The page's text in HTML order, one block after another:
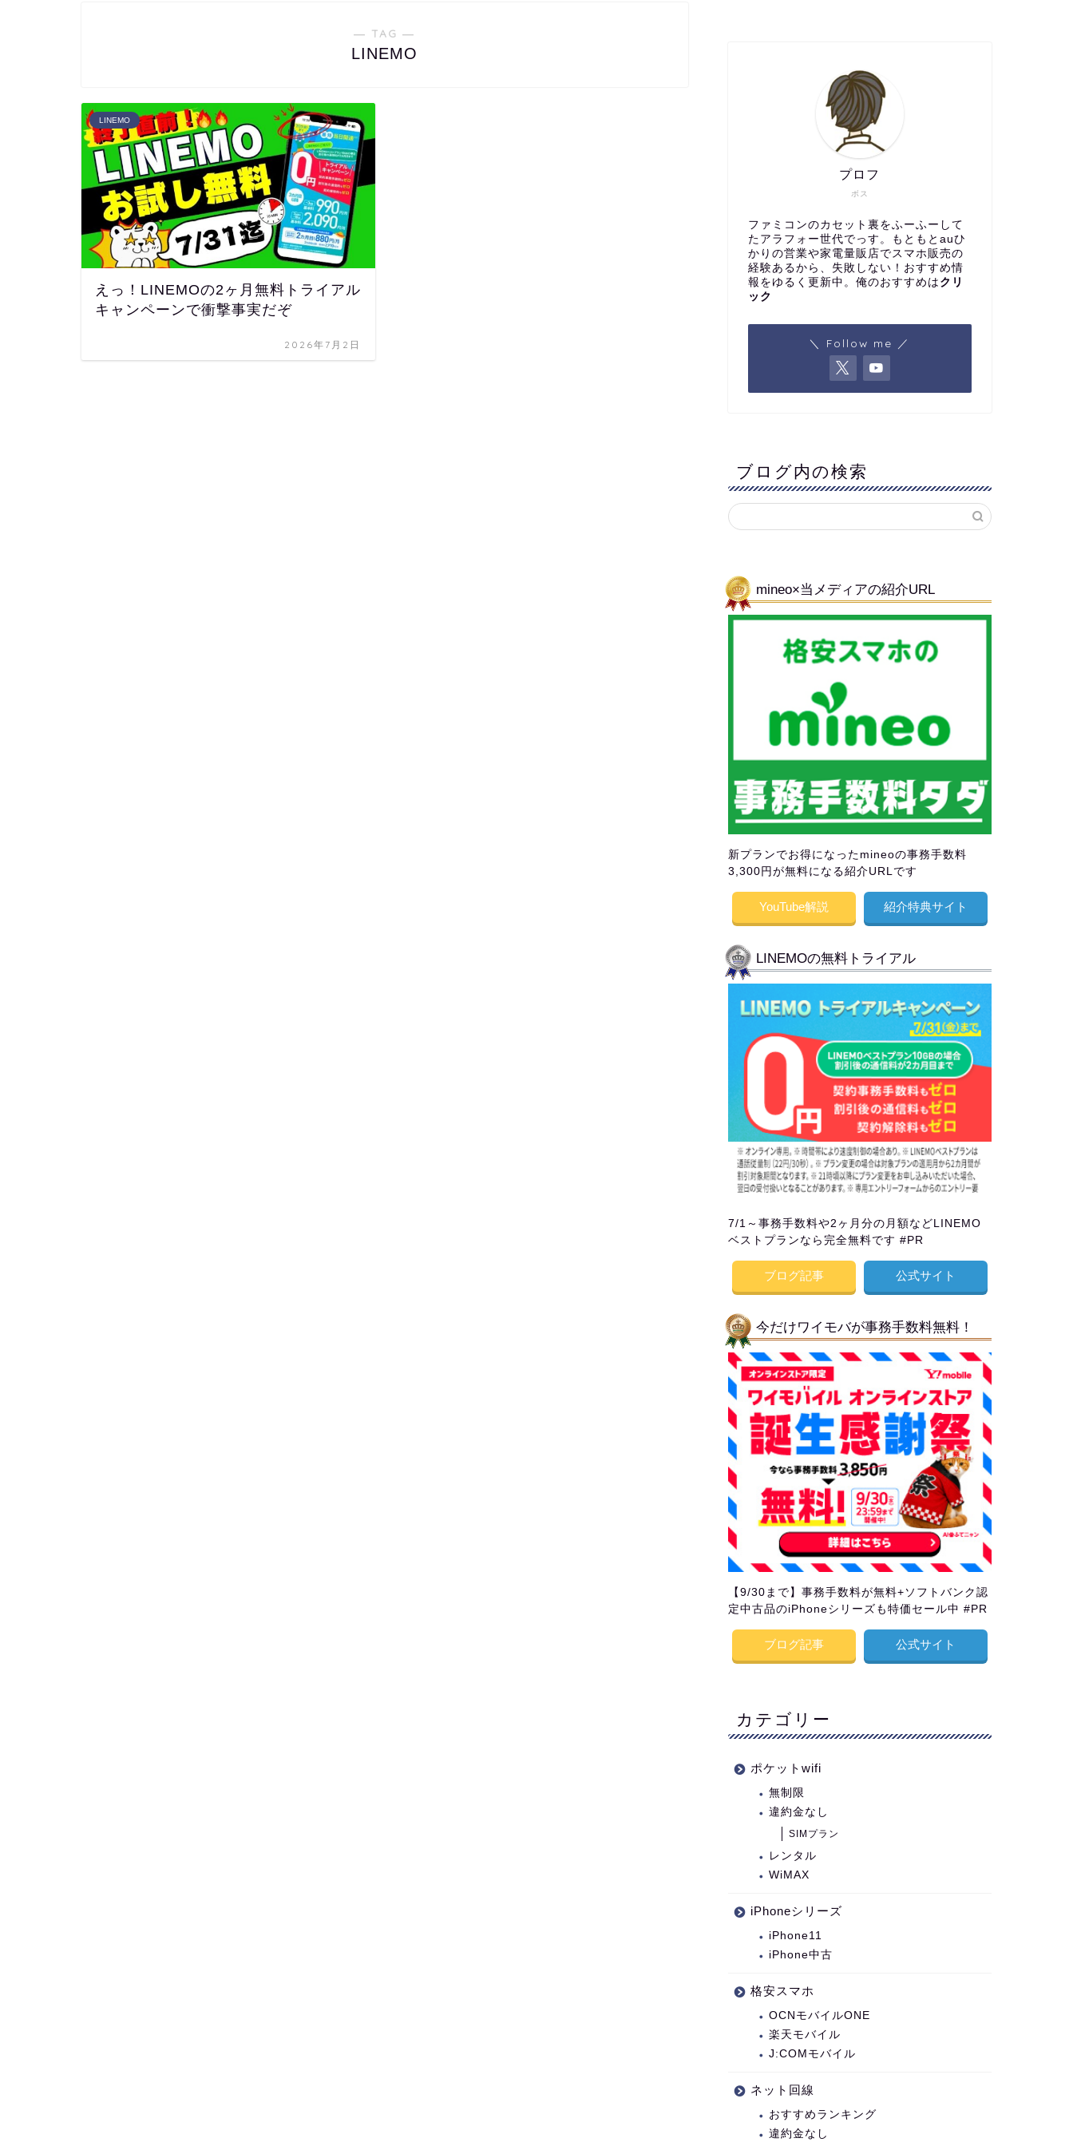
― TAG ―
LINEMO
LINEMO
えっ！LINEMOの2ヶ月無料トライアル
キャンペーンで衝撃事実だぞ
2026年7月2日
ボス
プロフ
ファミコンのカセット裏をふーふーして
たアラフォー世代でっす。もともとauひ
かりの営業や家電量販店でスマホ販売の
経験あるから、失敗しない！おすすめ情
報をゆるく更新中。俺のおすすめは クリ
ック
＼ Follow me ／
ブログ内の検索
mineo×当メディアの紹介URL
新プランでお得になったmineoの事務手数料
3,300円が無料になる紹介URLです
YouTube解説 紹介特典サイト
LINEMOの無料トライアル
7/1～事務手数料や2ヶ月分の月額などLINEMO
ベストプランなら完全無料です #PR
ブログ記事 公式サイト
今だけワイモバが事務手数料無料！
【9/30まで】事務手数料が無料+ソフトバンク認
定中古品のiPhoneシリーズも特価セール中 #PR
ブログ記事 公式サイト
カテゴリー
ポケットwifi
無制限
違約金なし
SIMプラン
レンタル
WiMAX
iPhoneシリーズ
iPhone11
iPhone中古
格安スマホ
OCNモバイルONE
楽天モバイル
J:COMモバイル
ネット回線
おすすめランキング
違約金なし